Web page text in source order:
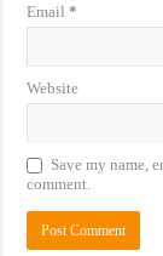
Email*
Website
Save my name,
comment.